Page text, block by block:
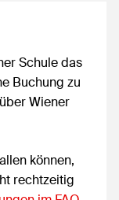
Schule das
Buchung zu
Wiener
können,
rechtzeitig